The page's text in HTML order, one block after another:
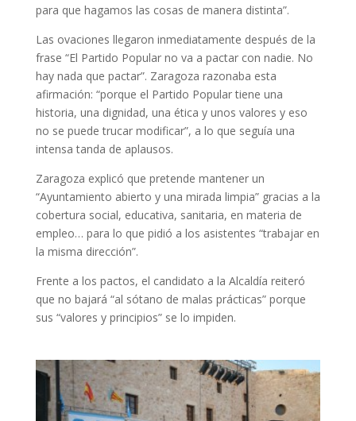
para que hagamos las cosas de manera distinta”.
Las ovaciones llegaron inmediatamente después de la
frase “El Partido Popular no va a pactar con nadie. No
hay nada que pactar”. Zaragoza razonaba esta
afirmación: “porque el Partido Popular tiene una
historia, una dignidad, una ética y unos valores y eso
no se puede trucar modificar”, a lo que seguía una
intensa tanda de aplausos.
Zaragoza explicó que pretende mantener un
“Ayuntamiento abierto y una mirada limpia” gracias a la
cobertura social, educativa, sanitaria, en materia de
empleo… para lo que pidió a los asistentes “trabajar en
la misma dirección”.
Frente a los pactos, el candidato a la Alcaldía reiteró
que no bajará “al sótano de malas prácticas” porque
sus “valores y principios” se lo impiden.